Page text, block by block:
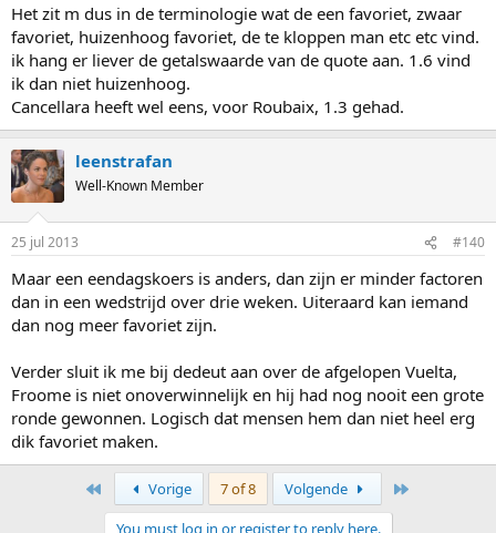
Het zit m dus in de terminologie wat de een favoriet, zwaar
favoriet, huizenhoog favoriet, de te kloppen man etc etc vind.
ik hang er liever de getalswaarde van de quote aan. 1.6 vind
ik dan niet huizenhoog.
Cancellara heeft wel eens, voor Roubaix, 1.3 gehad.
leenstrafan
Well-Known Member
25 jul 2013 #140
Maar een eendagskoers is anders, dan zijn er minder factoren
dan in een wedstrijd over drie weken. Uiteraard kan iemand
dan nog meer favoriet zijn.
Verder sluit ik me bij dedeut aan over de afgelopen Vuelta,
Froome is niet onoverwinnelijk en hij had nog nooit een grote
ronde gewonnen. Logisch dat mensen hem dan niet heel erg
dik favoriet maken.
Vorige 7 of 8 Volgende
You must log in or register to reply here.